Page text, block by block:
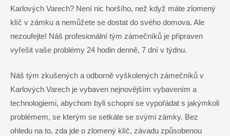
Karlových Varech? Není ⁣nic⁢ horšího, než když ⁢máte zlomený
klíč v zámku a nemůžete se ⁤dostat do svého domova. ⁢Ale
nezoufejte! Náš profesionální tým zámečníků je připraven
vyřešit ⁢vaše ‍problémy 24 hodin denně, 7 ⁤dní v⁤ týdnu.
Náš ⁢tým ‌zkušených a ⁤odborně vyškolených zámečníků v
Karlových Varech je vybaven nejnovějším vybavením ⁢a
technologiemi, ​abychom ⁤byli schopni se vypořádat s jakýmkoli
problémem, se kterým se⁢ setkáte se svými ⁢zámky. Bez
ohledu na to, zda​ jde o zlomený‌ klíč, závadu​ způsobenou